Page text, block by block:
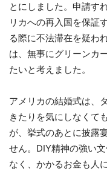
とにしました。申請す
リカへの再入国を保証
る際に不法滞在を疑わ
は、無事にグリーンカ
たいと考えました。
アメリカの結婚式は、
きたりを気にしなくて
が、挙式のあとに披露
せん。DIY精神の強い
なく、かかるお金も人